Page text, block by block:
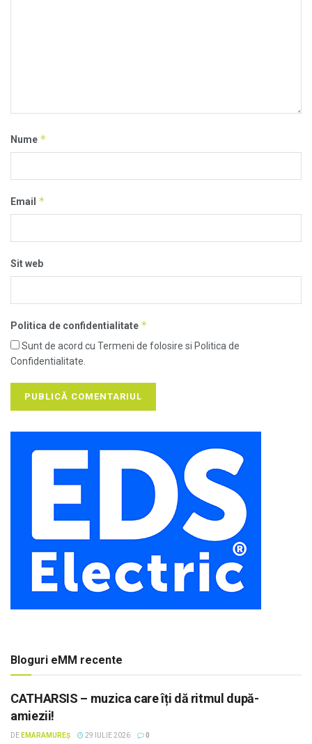
Nume *
Email *
Sit web
Politica de confidentialitate *
Sunt de acord cu Termeni de folosire si Politica de
Confidentialitate.
Bloguri eMM recente
CATHARSIS – muzica care îți dă ritmul după-
amiezii!
DE EMARAMUREȘ 29 IULIE 2026 0